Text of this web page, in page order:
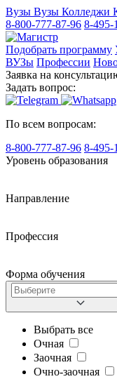
Вузы Вузы Колледжи
8-800-777-87-96 8-495-
Подобрать программу
ВУЗы Профессии
Заявка на
Задать вопрос:
По всем вопросам:
8-800-777-87-96 8-495-
Уровень образования
Направление
Профессия
Форма обучения
Выбрать все
Очная
Заочная
Очно-заочная